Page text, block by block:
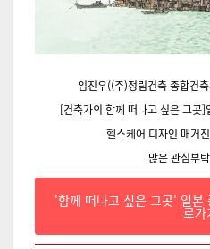
임진우((주)정림건축 종합건
[건축가의 함께 떠나고 싶은 그곳
헬스케어 디자인 매거
많은 관심부
'함께 떠나고 싶은 그곳' 일본
로가